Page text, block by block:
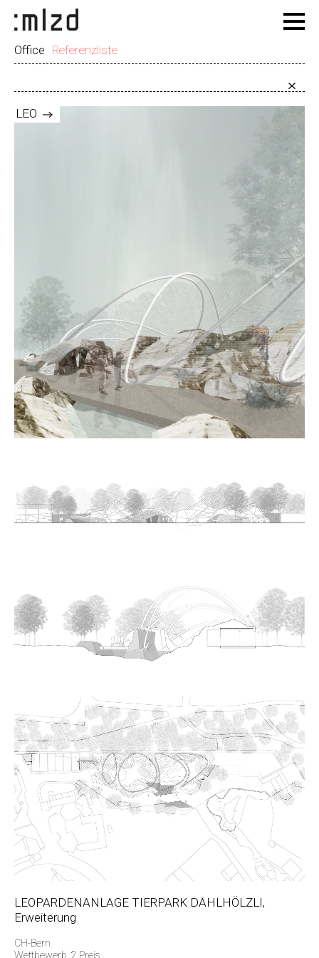
Office Referenzliste
LEO
LEOPARDENANLAGE TIERPARK DÄHLHÖLZLI,
Erweiterung
CH-Bern
Wettbewerb, 2.Preis